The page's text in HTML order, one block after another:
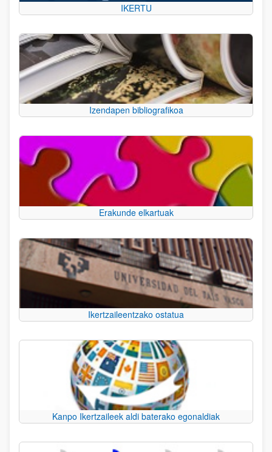
IKERTU
Izendapen bibliografikoa
Erakunde elkartuak
Ikertzaileentzako ostatua
Kanpo Ikertzaileek aldi baterako egonaldiak